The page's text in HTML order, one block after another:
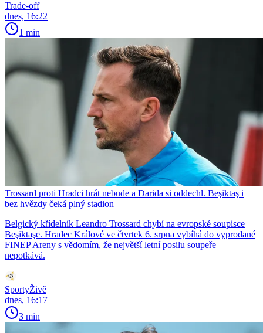
Trade-off
dnes, 16:22
1 min
Trossard proti Hradci hrát nebude a Darida si oddechl. Beşiktaş i
bez hvězdy čeká plný stadion
Belgický křídelník Leandro Trossard chybí na evropské soupisce
Beşiktaşe. Hradec Králové ve čtvrtek 6. srpna vybíhá do vyprodané
FINEP Areny s vědomím, že největší letní posilu soupeře
nepotkává.
SportyŽivě
dnes, 16:17
3 min